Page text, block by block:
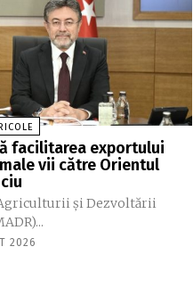
facilitarea exportului
vii către Orientul
și Dezvoltării
2026